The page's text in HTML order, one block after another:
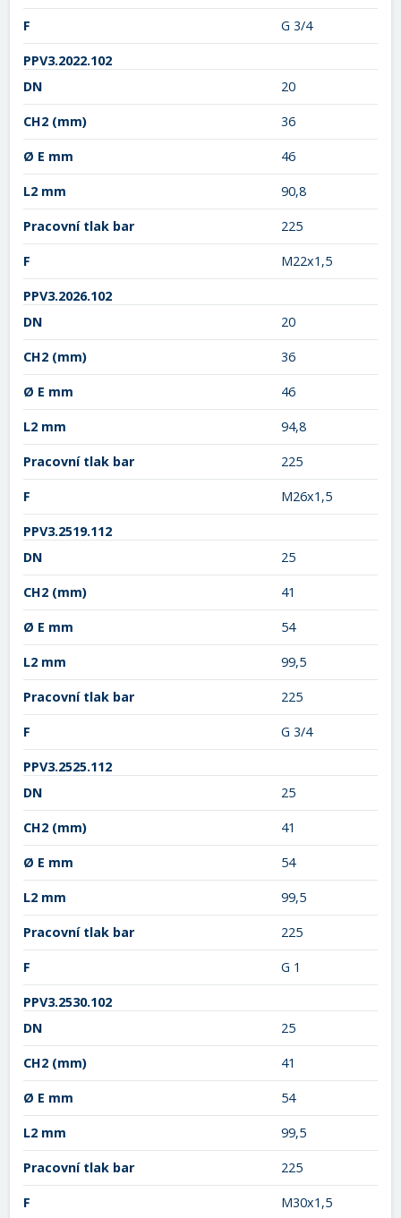
F G 3/4
PPV3.2022.102
DN
20
CH2 (mm) 36
Ø E mm 46
L2 mm 90,8
Pracovní tlak bar 225
F M22x1,5
PPV3.2026.102
DN
20
CH2 (mm) 36
Ø E mm 46
L2 mm 94,8
Pracovní tlak bar 225
F M26x1,5
PPV3.2519.112
DN
25
CH2 (mm) 41
Ø E mm 54
L2 mm 99,5
Pracovní tlak bar 225
F G 3/4
PPV3.2525.112
DN
25
CH2 (mm) 41
Ø E mm 54
L2 mm 99,5
Pracovní tlak bar 225
F G 1
PPV3.2530.102
DN
25
CH2 (mm) 41
Ø E mm 54
L2 mm 99,5
Pracovní tlak bar 225
F M30x1,5